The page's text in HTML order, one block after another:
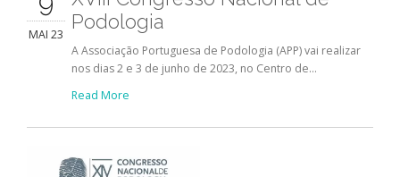
MAI 23
Podologia
A Associação Portuguesa de Podologia (APP) vai realizar
nos dias 2 e 3 de junho de 2023, no Centro de...
Read More